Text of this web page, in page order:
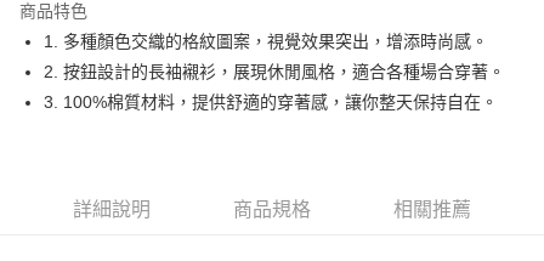
悠遊付
大哥付你分期
相關說明
成交易。
【關於「AFTEE先享後付」】
AFTEE先享後付是「在收到商品之後才付款」的支付方式。 讓您購物簡單
ATM付款
商品特色
1. 多種顏色交織的格紋圖案，視覺效果突出，增添時尚感。
2. 按鈕設計的長袖襯衫，展現休閒風格，適合各種場合穿著。
3. 100%棉質材料，提供舒適的穿著感，讓你整天保持自在。
詳細說明 商品規格 相關推薦